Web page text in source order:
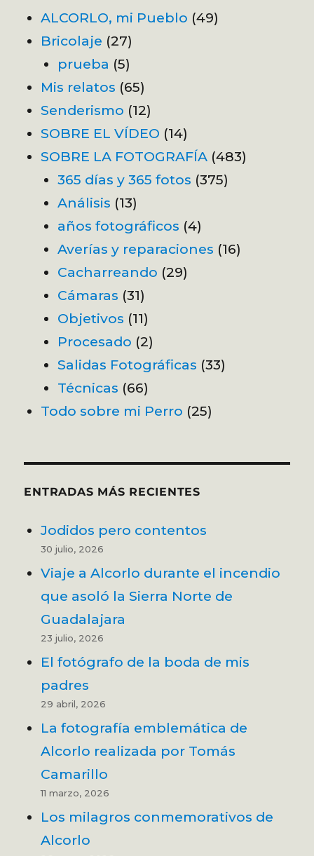
ALCORLO, mi Pueblo (49)
Bricolaje (27)
prueba (5)
Mis relatos (65)
Senderismo (12)
SOBRE EL VÍDEO (14)
SOBRE LA FOTOGRAFÍA (483)
365 días y 365 fotos (375)
Análisis (13)
años fotográficos (4)
Averías y reparaciones (16)
Cacharreando (29)
Cámaras (31)
Objetivos (11)
Procesado (2)
Salidas Fotográficas (33)
Técnicas (66)
Todo sobre mi Perro (25)
ENTRADAS MÁS RECIENTES
Jodidos pero contentos
30 julio, 2026
Viaje a Alcorlo durante el incendio
que asoló la Sierra Norte de
Guadalajara
23 julio, 2026
El fotógrafo de la boda de mis
padres
29 abril, 2026
La fotografía emblemática de
Alcorlo realizada por Tomás
Camarillo
11 marzo, 2026
Los milagros conmemorativos de
Alcorlo